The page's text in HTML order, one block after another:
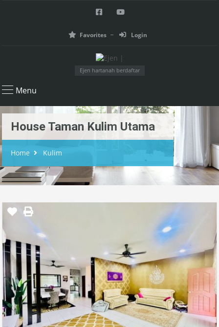
Favorites Login
Ejen hartanah berdaftar
Menu
House Taman Kulim Utama
Home Kulim